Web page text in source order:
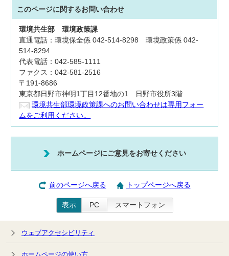
このページに関するお問い合わせ
環境共生部環境政策課
直通電話：環境保全係 042-514-8298 環境政策係 042-
514-8294
代表電話：042-585-1111
ファクス：042-581-2516
〒191-8686
東京都日野市神明1丁目12番地の1 日野市役所3階
環境共生部環境政策課へのお問い合わせは専用フォー
ムをご利用ください。
ホームページにご意見をお寄せください
前のページへ戻る トップページへ戻る
表示 PC スマートフォン
ウェブアクセシビリティ
ホームページの使い方